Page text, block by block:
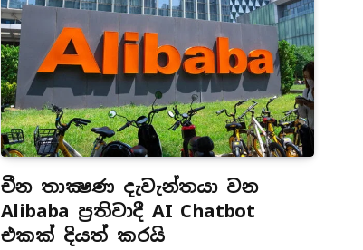
චීන තාක්‍ෂණ දැවැන්තයා වන
Alibaba ප්‍රතිවාදී AI Chatbot
එකක් දියත් කරයි